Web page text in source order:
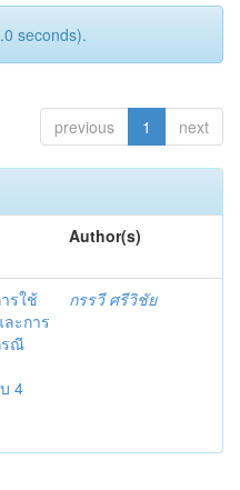
seconds).
previous 1 next
Author(s)
รใช้
ะการ
รณี
4
กรรวี ศรีวิชัย